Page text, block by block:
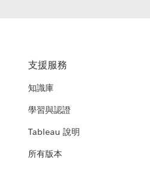
支援服務
知識庫
學習與認證
Tableau 說明
所有版本